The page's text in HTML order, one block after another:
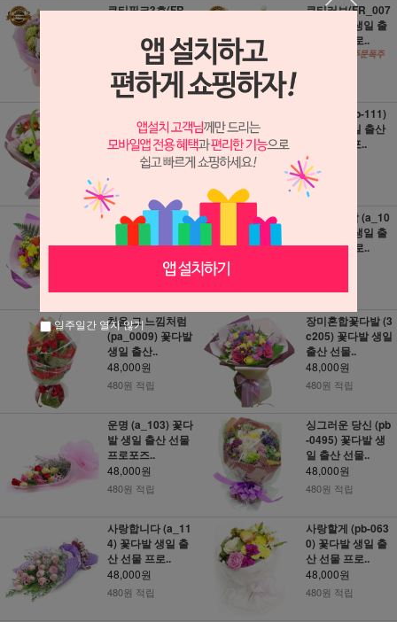
큐티핑크3호(FR_
출산 선물 프..
48,000원
480원 적립
큐티러브(FR_007
0) 꽃다발 생일 출
산 선물 프로..
5) 꽃다발 생일 출
산 선물 프..
48,000원
480원 적립
향기가득 (b-111)
꽃다발 생일 출산
선물 프로포..
48,000원
480원 적립
행복한 하루! (a_0
038) 꽃다발 생일
출산 선물..
카라꽃다발 (a_10
6) 꽃다발 생일 출
산 선물 프로..
처음 그 느낌처럼
(pa_0009) 꽃다발
생일 출산..
48,000원
480원 적립
장미혼합꽃다발 (3
c205) 꽃다발 생일
출산 선물..
48,000원
480원 적립
운명 (a_103) 꽃다
발 생일 출산 선물
프로포즈..
48,000원
480원 적립
싱그러운 당신 (pb
-0495) 꽃다발 생
일 출산 선물..
48,000원
480원 적립
사랑합니다 (a_11
4) 꽃다발 생일 출
산 선물 프로..
48,000원
480원 적립
사랑할게 (pb-063
0) 꽃다발 생일 출
산 선물 프로..
48,000원
480원 적립
일주일간 열지 않기